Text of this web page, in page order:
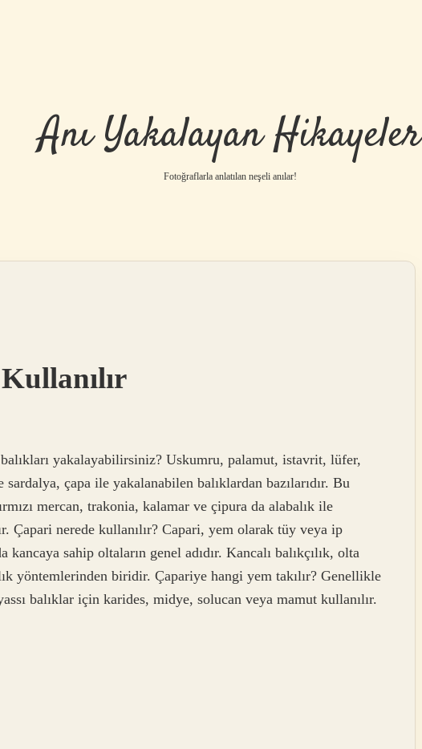
Anı Yakalayan Hikayeler
Fotoğraflarla anlatılan neşeli anılar!
yakalayabilirsiniz? Uskumru, palamut, istavrit, lüfer,
çapa ile yakalanabilen balıklardan bazılarıdır. Bu
mercan, trakonia, kalamar ve çipura da alabalık ile
Çapari nerede kullanılır? Capari, yem olarak tüy veya ip
sahip oltaların genel adıdır. Kancalı balıkçılık, olta
yöntemlerinden biridir. Çapariye hangi yem takılır? Genellikle
balıklar için karides, midye, solucan veya mamut kullanılır.